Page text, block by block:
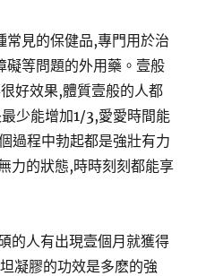
常見的保健品,專門用於治
礙等問題的外用藥。壹般
好效果,體質壹般的人都
少能增加1/3,愛愛時間能
過程中勃起都是強壯有力
力的狀態,時時刻刻都能享
的人有出現壹個月就獲得
凝膠的功效是多麽的強